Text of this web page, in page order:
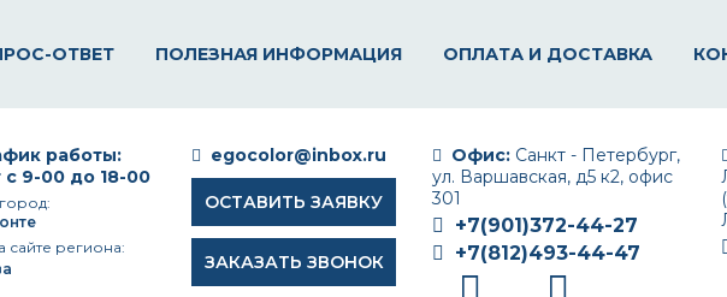
ОТВЕТ ПОЛЕЗНАЯ ИНФОРМАЦИЯ ОПЛАТА И ДОСТАВКА
Офис: Санкт - Петербург,
ул. Варшавская, д5 к2, офис
301
+7(901)372-44-27
+7(812)493-44-47
egocolor@inbox.ru
ОСТАВИТЬ ЗАЯВКУ
ЗАКАЗАТЬ ЗВОНОК
работы:
с 9-00 до 18-00
сайте региона: